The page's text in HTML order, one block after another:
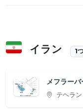
イラン 1
メフラー
テヘラン